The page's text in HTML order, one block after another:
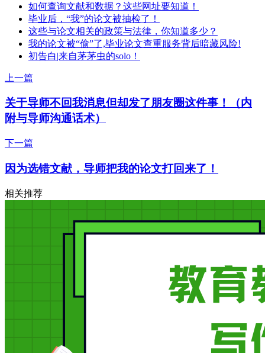
如何查询文献和数据？这些网址要知道！
毕业后，“我”的论文被抽检了！
这些与论文相关的政策与法律，你知道多少？
我的论文被“偷”了,毕业论文查重服务背后暗藏风险!
初告白|来自茅茅虫的solo！
上一篇
关于导师不回我消息但却发了朋友圈这件事！（内
附与导师沟通话术）
下一篇
因为选错文献，导师把我的论文打回来了！
相关推荐